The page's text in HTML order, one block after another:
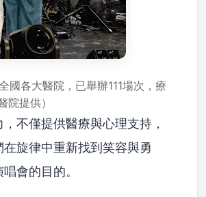
各大醫院，已舉辦111場次，療
提供）
不僅提供醫療與心理支持，
旋律中重新找到笑容與勇
會的目的。